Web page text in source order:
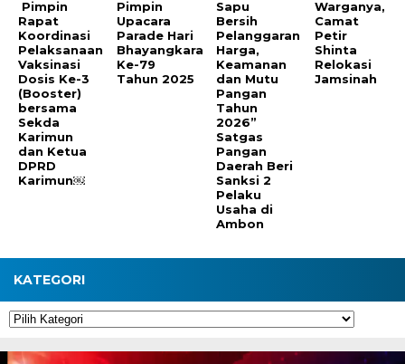
Pimpin
Rapat
Koordinasi
Pelaksanaan
Vaksinasi
Dosis Ke-3
(Booster)
bersama
Sekda
Karimun
dan Ketua
DPRD
Karimun￼
Pimpin
Upacara
Parade Hari
Bhayangkara
Ke-79
Tahun 2025
Sapu
Bersih
Pelanggaran
Harga,
Keamanan
dan Mutu
Pangan
Tahun
2026”
Satgas
Pangan
Daerah Beri
Sanksi 2
Pelaku
Usaha di
Ambon
Warganya,
Camat
Petir
Shinta
Relokasi
Jamsinah
KATEGORI
Kategori
Pemutar